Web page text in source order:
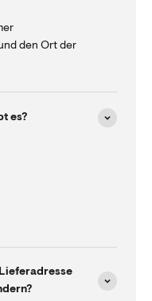
den Ort der
es?